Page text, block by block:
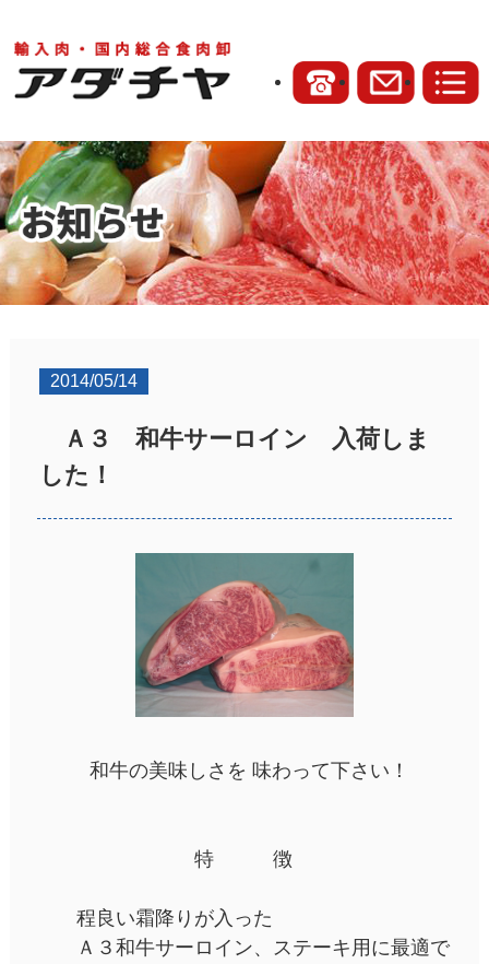
2014/05/14
Ａ３ 和牛サーロイン 入荷しま
した！
和牛の美味しさを 味わって下さい！
特 徴
程良い霜降りが入った
Ａ３和牛サーロイン、ステーキ用に最適で